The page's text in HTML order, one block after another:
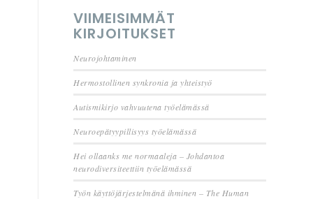
VIIMEISIMMÄT
KIRJOITUKSET
Neurojohtaminen
Hermostollinen synkronia ja yhteistyö
Autismikirjo vahvuutena työelämässä
Neuroepätyypillisyys työelämässä
Hei ollaanks me normaaleja – Johdantoa
neurodiversiteettiin työelämässä
Työn käyttöjärjestelmänä ihminen – The Human